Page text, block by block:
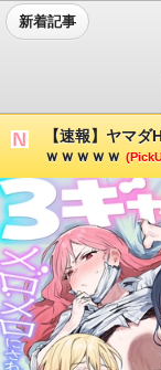
新着記事
【速報】ヤマ
ｗｗｗｗｗ